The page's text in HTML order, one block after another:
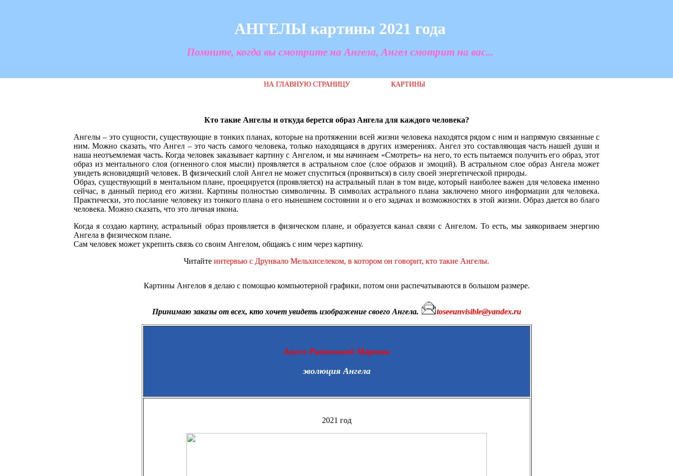
АНГЕЛЫ картины 2021 года
Помните, когда вы смотрите на Ангела, Ангел смотрит на вас...
НА ГЛАВНУЮ СТРАНИЦУ КАРТИНЫ
Кто такие Ангелы и откуда берется образ Ангела для каждого человека?
Ангелы – это сущности, существующие в тонких планах, которые на протяжении всей жизни человека находятся рядом с ним и напрямую связанные с
ним. Можно сказать, что Ангел – это часть самого человека, только находящаяся в других измерениях. Ангел это составляющая часть нашей души и
наша неотъемлемая часть. Когда человек заказывает картину с Ангелом, и мы начинаем «Смотреть» на него, то есть пытаемся получить его образ, этот
образ из ментального слоя (огненного слоя мысли) проявляется в астральном слое (слое образов и эмоций). В астральном слое образ Ангела может
увидеть ясновидящий человек. В физический слой Ангел не может спуститься (проявиться) в силу своей энергетической природы.
Образ, существующий в ментальном плане, проецируется (проявляется) на астральный план в том виде, который наиболее важен для человека именно
сейчас, в данный период его жизни. Картины полностью символичны. В символах астрального плана заключено много информации для человека.
Практически, это послание человеку из тонкого плана о его нынешнем состоянии и о его задачах и возможностях в этой жизни. Образ дается во благо
человека. Можно сказать, что это личная икона.
Когда я создаю картину, астральный образ проявляется в физическом плане, и образуется канал связи с Ангелом. То есть, мы заякориваем энергию
Ангела в физическом плане.
Сам человек может укрепить связь со своим Ангелом, общаясь с ним через картину.
Читайте интервью с Друнвало Мельхиселеком, в котором он говорит, кто такие Ангелы.
Картины Ангелов я делаю с помощью компьютерной графики, потом они распечатываются в большом размере.
Принимаю заказы от всех, кто хочет увидеть изображение своего Ангела. toseeunvisible@yandex.ru
Ангел Рычихиной Марины
эволюция Ангела
2021 год